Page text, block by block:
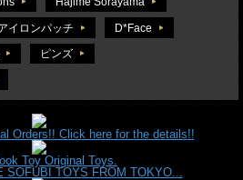
イロンパッチ D*Face
ピンズ
Orders!! Click here for the details!!
Toy Original Toys.
SOFUBI TOYS FROM TOKYO...